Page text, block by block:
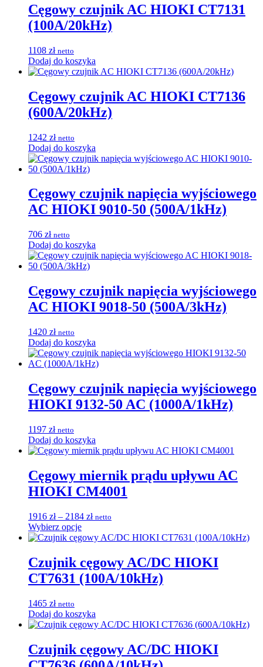
Cęgowy czujnik AC HIOKI CT7131
(100A/20kHz)
1108 zł netto
Dodaj do koszyka
Cęgowy czujnik AC HIOKI CT7136
(600A/20kHz)
1242 zł netto
Dodaj do koszyka
Cęgowy czujnik napięcia wyjściowego
AC HIOKI 9010-50 (500A/1kHz)
706 zł netto
Dodaj do koszyka
Cęgowy czujnik napięcia wyjściowego
AC HIOKI 9018-50 (500A/3kHz)
1420 zł netto
Dodaj do koszyka
Cęgowy czujnik napięcia wyjściowego
HIOKI 9132-50 AC (1000A/1kHz)
1197 zł netto
Dodaj do koszyka
Cęgowy miernik prądu upływu AC
HIOKI CM4001
1916 zł – 2184 złZakres
od
do
2184 zł
netto
Wybierz opcjeTen
produkt
wiele
wariantów.
Opcje
na
stronie
produktu
Czujnik cęgowy AC/DC HIOKI
CT7631 (100A/10kHz)
1465 zł netto
Dodaj do koszyka
Czujnik cęgowy AC/DC HIOKI